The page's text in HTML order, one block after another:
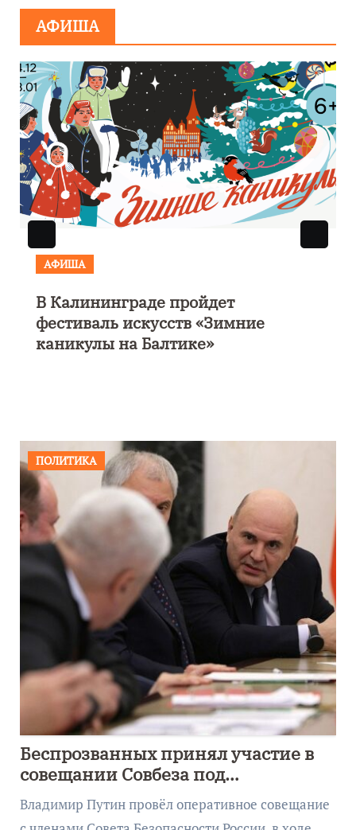
АФИША
АФИША
В Калининграде пройдет
фестиваль искусств «Зимние
каникулы на Балтике»
ПОЛИТИКА
Беспрозванных принял участие в
совещании Совбеза под
руководством Путина
Владимир Путин провёл оперативное совещание